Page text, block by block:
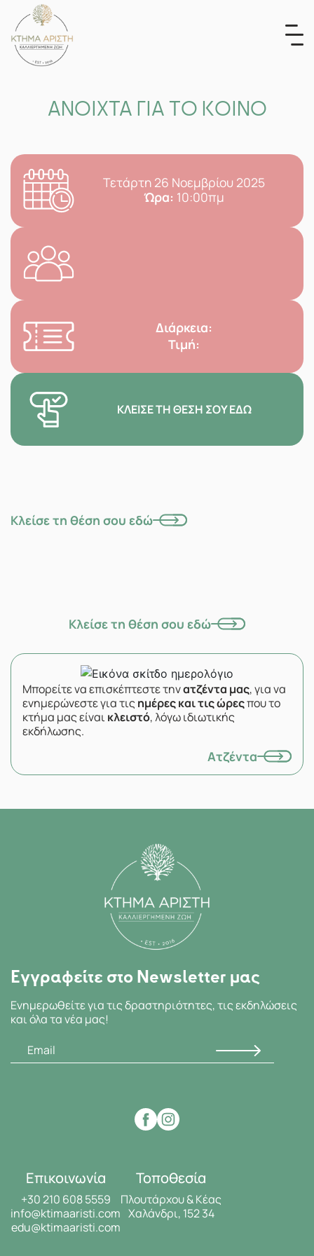
content
ΑΝΟΙΧΤΑ ΓΙΑ ΤΟ ΚΟΙΝΟ
Τετάρτη 26 Νοεμβρίου 2025
Ώρα: 10:00πμ
Διάρκεια:
Τιμή:
ΚΛΕΊΣΕ ΤΗ ΘΈΣΗ ΣΟΥ ΕΔΏ
Κλείσε τη θέση σου εδώ
Κλείσε τη θέση σου εδώ
Μπορείτε να επισκέπτεστε τηνατζέντα μας, για να
ενημερώνεστε για τιςημέρες και τις ώρεςπου το
κτήμα μας είναικλειστό, λόγω ιδιωτικής
εκδήλωσης.
Ατζέντα
Εγγραφείτε στο Newsletter μας
Ενημερωθείτε για τις δραστηριότητες, τις εκδηλώσεις
και όλα τα νέα μας!
Επικοινωνία
+30 210 608 5559
info@ktimaaristi.com
edu@ktimaaristi.com
Τοποθεσία
Πλουτάρχου & Κέας
Χαλάνδρι, 152 34